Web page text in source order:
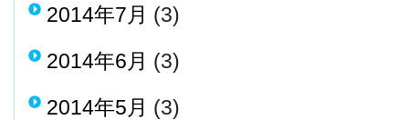
2014年7月 (3)
2014年6月 (3)
2014年5月 (3)